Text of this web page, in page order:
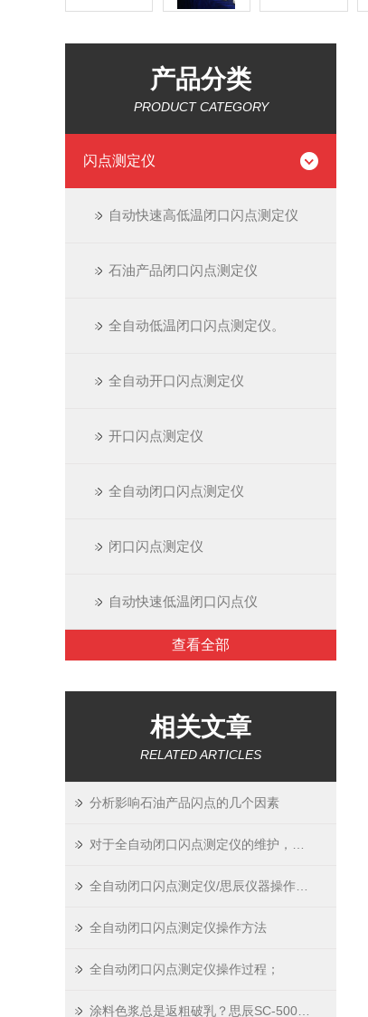
产品分类
PRODUCT CATEGORY
闪点测定仪
自动快速高低温闭口闪点测定仪
石油产品闭口闪点测定仪
全自动低温闭口闪点测定仪。
全自动开口闪点测定仪
开口闪点测定仪
全自动闭口闪点测定仪
闭口闪点测定仪
自动快速低温闭口闪点仪
查看全部
相关文章
RELATED ARTICLES
分析影响石油产品闪点的几个因素
全自动闭口闪点测定仪操作方法
全自动闭口闪点测定仪操作过程；